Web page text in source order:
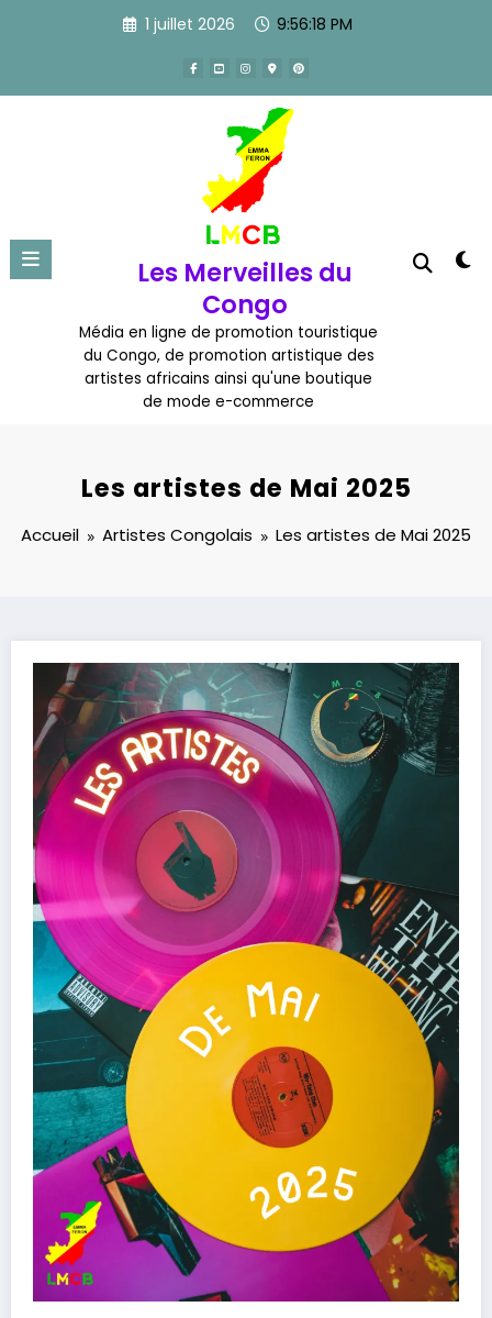
1 juillet 2026 9:56:19 PM
Les Merveilles du
Congo
Média en ligne de promotion touristique
du Congo, de promotion artistique des
artistes africains ainsi qu'une boutique
de mode e-commerce
Les artistes de Mai 2025
Accueil Artistes Congolais Les artistes de Mai 2025